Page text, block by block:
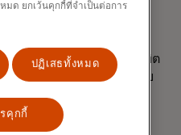
บุคคลสำคัญในวงการ
ธิเบอร์ตัน
ปริญญาตรีศิลปศาสตรบัณฑิต
าดุษฎีบัณฑิตทางกฎหมาย
ยฟอร์ดแฮม
มด ยกเว้นคุกกี้ที่จำเป็นต่อการ
ปฏิเสธทั้งหมด
คุกกี้